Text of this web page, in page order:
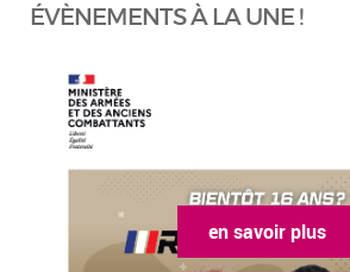
ÉVÈNEMENTS À LA UNE !
en savoir plus